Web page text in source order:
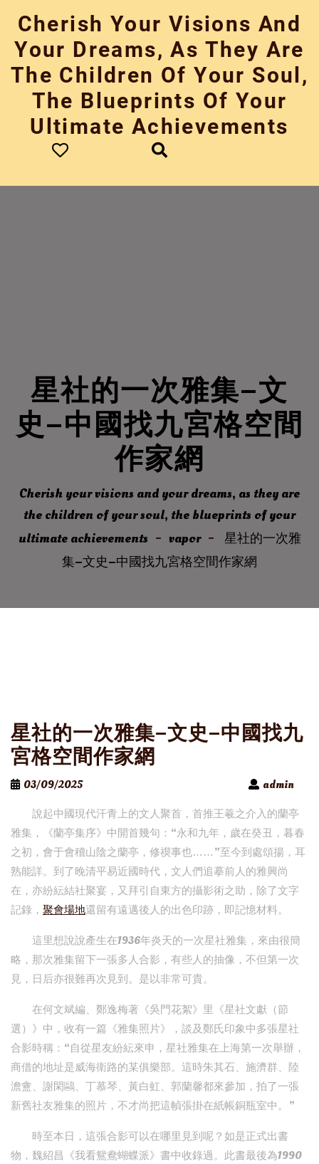
content
Cherish Your Visions And
Your Dreams, As They Are
The Children Of Your Soul,
The Blueprints Of Your
Ultimate Achievements
星社的一次雅集–文
史–中國找九宮格空間
作家網
Cherish your visions and your dreams, as they are
the children of your soul, the blueprints of your
ultimate achievements
vapor
星社的一次雅
集–文史–中國找九宮格空間作家網
星社的一次雅集–文史–中國找九
宮格空間作家網
03/09/2025
admin
說起中國現代汗青上的文人聚首，首推王羲之介入的蘭亭
雅集，《蘭亭集序》中開首幾句：“永和九年，歲在癸丑，暮春
之初，會于會稽山陰之蘭亭，修禊事也……”至今到處頌揚，耳
熟能詳。到了晚清平易近國時代，文人們追摹前人的雅興尚
在，亦紛紜結社聚宴，又拜引自東方的攝影術之助，除了文字
記錄， 聚會場地還留有遠邁後人的出色印跡，即記憶材料。
這里想說說產生在1936年炎天的一次星社雅集，來由很簡
略，那次雅集留下一張多人合影，有些人的抽像，不但第一次
見，日后亦很難再次見到。是以非常可貴。
在何文斌編、鄭逸梅著《吳門花絮》里《星社文獻（節
選）》中，收有一篇《雅集照片》，談及鄭氏印象中多張星社
合影時稱：“自從星友紛紜來申，星社雅集在上海第一次舉辦，
商借的地址是威海衛路的某俱樂部。這時朱其石、施濟群、陸
澹盦、謝閑鷗、丁慕琴、黃白虹、郭蘭馨都來參加，拍了一張
新舊社友雅集的照片，不才尚把這幀張掛在紙帳銅瓶室中。”
時至本日，這張合影可以在哪里見到呢？如是正式出書
物，魏紹昌《我看鴛鴦蝴蝶派》書中收錄過。此書最後為1990